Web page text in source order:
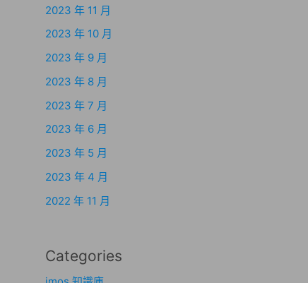
2023 年 11 月
2023 年 10 月
2023 年 9 月
2023 年 8 月
2023 年 7 月
2023 年 6 月
2023 年 5 月
2023 年 4 月
2022 年 11 月
Categories